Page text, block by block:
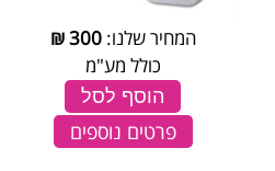
המחיר שלנו:300
₪
כולל מע"מ
הוסף לסל
פרטים נוספים